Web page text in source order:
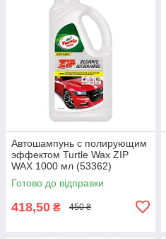
Автошампунь с полирующим
эффектом Turtle Wax ZIP
WAX 1000 мл (53362)
Готово до відправки
418,50 ₴ 450 ₴